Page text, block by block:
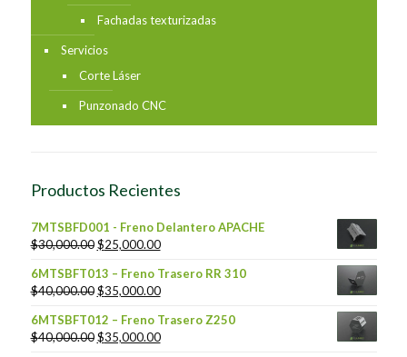
Fachadas texturizadas
Servicios
Corte Láser
Punzonado CNC
Productos Recientes
7MTSBFD001 - Freno Delantero APACHE
$30,000.00 $25,000.00
6MTSBFT013 – Freno Trasero RR 310
$40,000.00 $35,000.00
6MTSBFT012 – Freno Trasero Z250
$40,000.00 $35,000.00